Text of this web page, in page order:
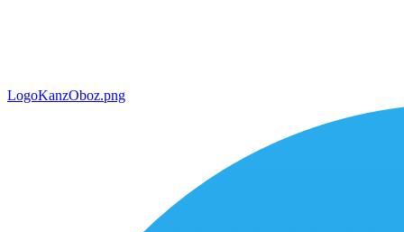
LogoKanzOboz.png